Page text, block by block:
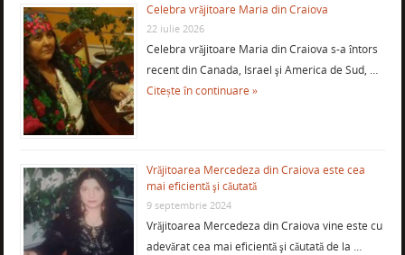
Celebra vrăjitoare Maria din Craiova
22 iulie 2026
Celebra vrăjitoare Maria din Craiova s-a întors
recent din Canada, Israel şi America de Sud, …
Citește în continuare »
Vrăjitoarea Mercedeza din Craiova este cea
mai eficientă şi căutată
9 septembrie 2024
Vrăjitoarea Mercedeza din Craiova vine este cu
adevărat cea mai eficientă şi căutată de la …